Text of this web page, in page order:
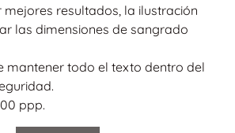
mejores resultados, la ilustración
las dimensiones de sangrado
mantener todo el texto dentro del
ppp.